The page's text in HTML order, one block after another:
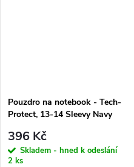
Pouzdro na notebook - Tech-
Protect, 13-14 Sleevy Navy
396 Kč
Skladem - hned k odeslání
2 ks